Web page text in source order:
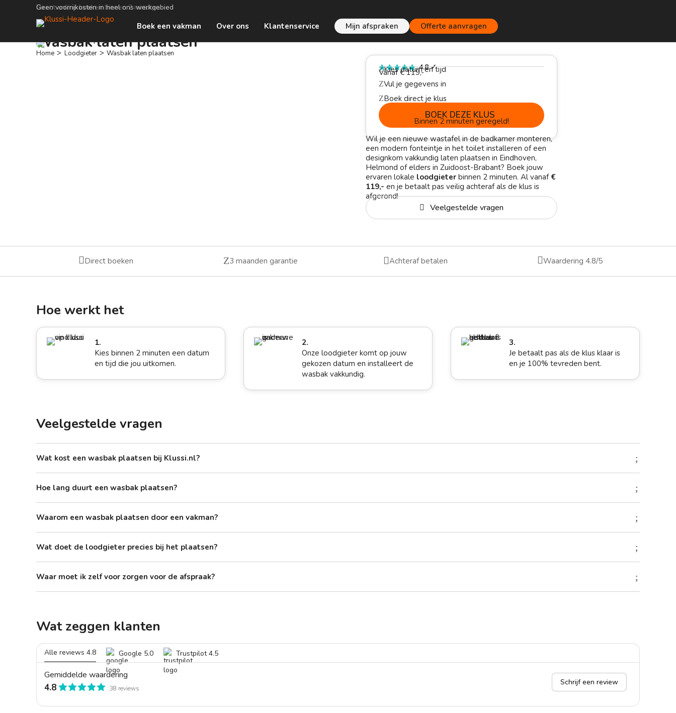
Geen voorrijkosten in heel ons werkgebied
Boek een vakman Over ons Klantenservice Mijn afspraken Offerte aanvragen
Home > Loodgieter > Wasbak laten plaatsen
Wasbak laten plaatsen
Vanaf € 119,-
4.8✓
ZKies datum en tijd
ZVul je gegevens in
ZBoek direct je klus
BOEK DEZE KLUS
Binnen 2 minuten geregeld!
Wil je een nieuwe wastafel in de badkamer monteren,
een modern fonteintje in het toilet installeren of een
designkom vakkundig laten plaatsen in Eindhoven,
Helmond of elders in Zuidoost-Brabant? Boek jouw
ervaren lokale loodgieterbinnen 2 minuten. Al vanaf €
119,- en je betaalt pas veilig achteraf als de klus is
afgerond!
Veelgestelde vragen
Direct boeken Z3 maanden garantie Achteraf betalen Waardering 4.8/5
Hoe werkt het
1.
Kies binnen 2 minuten een datum
en tijd die jou uitkomen.
2.
Onze loodgieter komt op jouw
gekozen datum en installeert de
wasbak vakkundig.
3.
Je betaalt pas als de klus klaar is
en je 100% tevreden bent.
Veelgestelde vragen
Wat kost een wasbak plaatsen bij Klussi.nl?
Hoe lang duurt een wasbak plaatsen?
Waarom een wasbak plaatsen door een vakman?
Wat doet de loodgieter precies bij het plaatsen?
Waar moet ik zelf voor zorgen voor de afspraak?
Wat zeggen klanten
Alle reviews 4.8 Google 5.0 Trustpilot 4.5
Gemiddelde waardering
4.8 38 reviews
Schrijf een review